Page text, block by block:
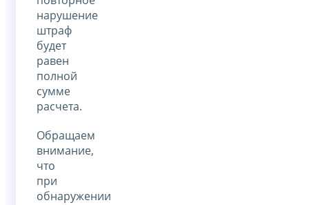
нарушение
штраф
будет
равен
полной
сумме
расчета.
Обращаем
внимание,
что
при
обнаружении